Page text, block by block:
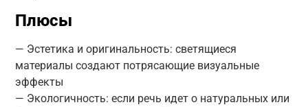
Плюсы
— Эстетика и оригинальность: светящиеся
материалы создают потрясающие визуальные
эффекты
— Экологичность: если речь идет о натуральных или